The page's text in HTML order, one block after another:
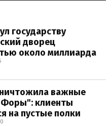
государству
дворец
около миллиарда
важные
клиенты
на пустые полки